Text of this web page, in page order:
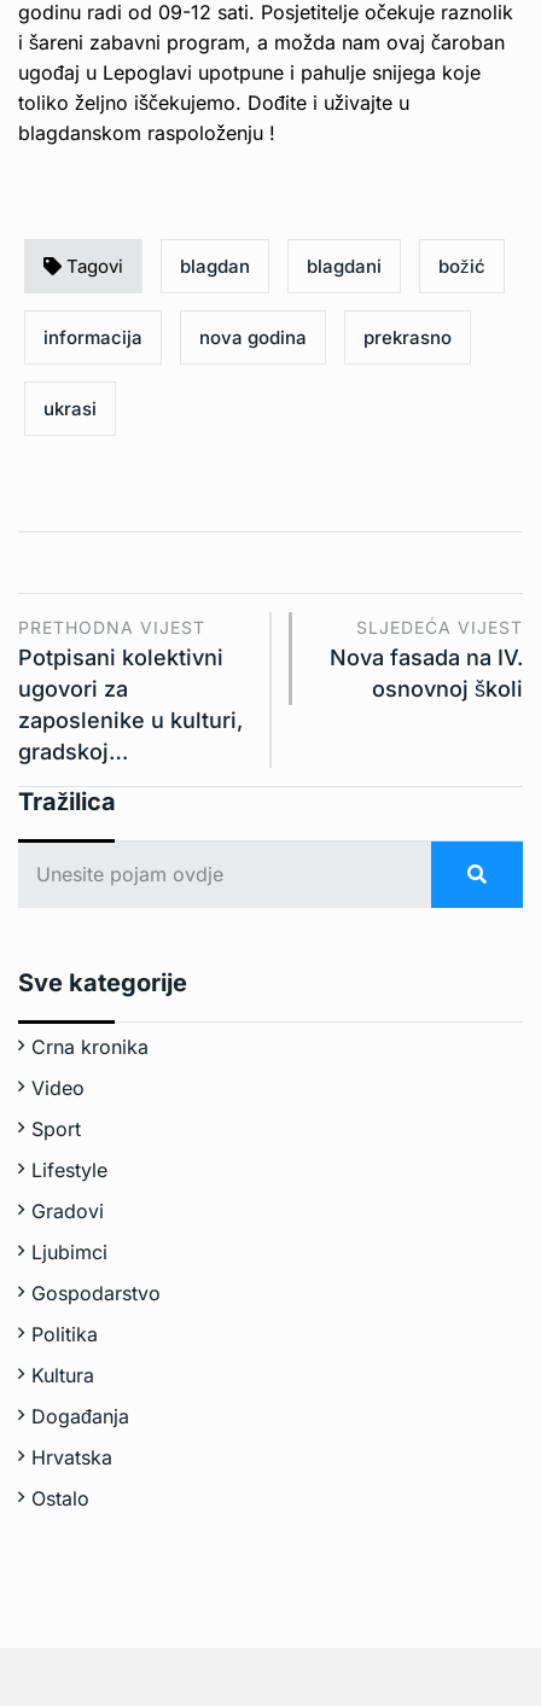
godinu radi od 09-12 sati. Posjetitelje očekuje raznolik
i šareni zabavni program, a možda nam ovaj čaroban
ugođaj u Lepoglavi upotpune i pahulje snijega koje
toliko željno iščekujemo. Dođite i uživajte u
blagdanskom raspoloženju !
Tagovi blagdan blagdani božić
informacija nova godina prekrasno
ukrasi
PRETHODNA VIJEST
Potpisani kolektivni
ugovori za
zaposlenike u kulturi,
gradskoj…
SLJEDEĆA VIJEST
Nova fasada na IV.
osnovnoj školi
Tražilica
Sve kategorije
Crna kronika
Video
Sport
Lifestyle
Gradovi
Ljubimci
Gospodarstvo
Politika
Kultura
Događanja
Hrvatska
Ostalo